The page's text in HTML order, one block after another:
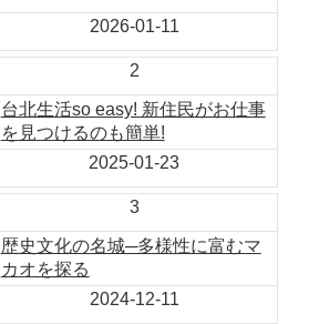
2026-01-11
2
台北生活so easy! 新住民がお仕事
を見つけるのも簡単!
2025-01-23
3
歴史文化の名城─多様性に富むマ
カオを探る
2024-12-11